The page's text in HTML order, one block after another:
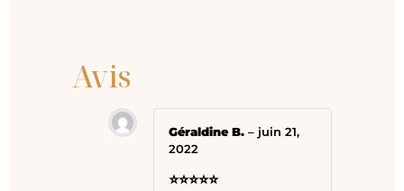
Avis
Géraldine B. – juin 21,
2022
⭐⭐⭐⭐⭐